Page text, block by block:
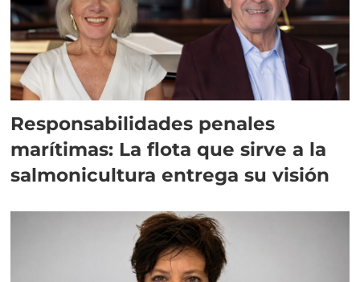
Responsabilidades penales
marítimas: La flota que sirve a la
salmonicultura entrega su visión